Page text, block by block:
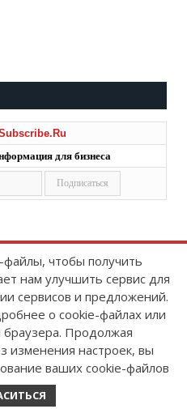
для бизнеса
2008-2026FinanceTimes
в Роскомнадзоре
о регистрации СМИ:
86300 от 10 ноября 2023 г
чтобы получить
нам улучшить сервис для
сервисов и предложений.
о cookie-файлах или
браузера. Продолжая
изменения настроек, вы
ваших cookie-файлов